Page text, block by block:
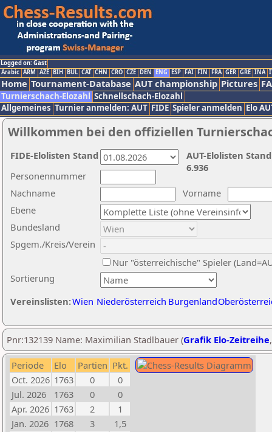
Logged on: Gast
Arabic ARM AZE BIH BUL CAT CHN CRO CZE DEN ENG ESP FAI FIN FRA GER GRE INA
Home Tournament-Database AUT championship Pictures
Turnierschach-Elozahl Schnellschach-Elozahl
Allgemeines Turnier anmelden: AUT FIDE Spieler anmelden Elo
Willkommen bei den offiziellen
Nachname
Vorname
Ebene
Sortierung
Personennummer
Bundesland
Spgem./Kreis/Verein
Nur "österreichische" Spieler
Vereinslisten:Wien Niederösterreich Burgenland
AUT-Elolisten
6.936
FIDE-Elolisten Stand
Pnr:132139 Name: Maximilian Stadlbauer (Grafik Elo-Zeitreihe
Periode Elo Partien Pkt.
Oct. 2026 1763 0
0
Jul. 2026
1763 0
0
Apr. 2026 1763 2
1
Jan. 2026 1768 3
1,5